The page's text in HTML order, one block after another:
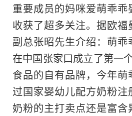
重要成员的妈咪爱萌乖
收获了超多关注。据欧
副总张昭先生介绍：萌
在中国张家口成立了第一
食品的自有品牌，今年
过国家婴幼儿配方奶粉
奶粉的主打卖点还是富